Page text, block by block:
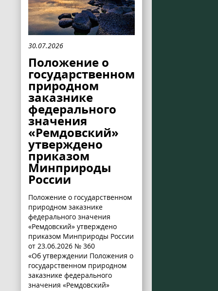
30.07.2026
Положение о
государственном
природном
заказнике
федерального
значения
«Ремдовский»
утверждено
приказом
Минприроды
России
Положение о государственном
природном заказнике
федерального значения
«Ремдовский» утверждено
приказом Минприроды России
от 23.06.2026 № 360
«Об утверждении Положения о
государственном природном
заказнике федерального
значения «Ремдовский»